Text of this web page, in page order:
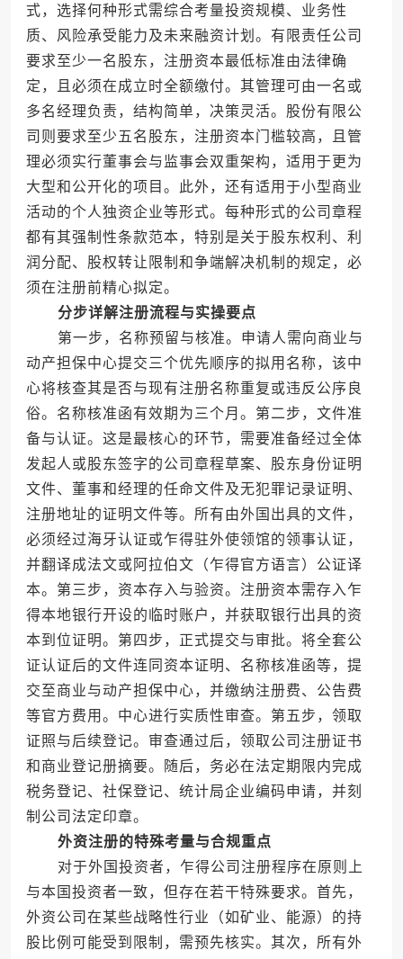
式，选择何种形式需综合考量投资规模、业务性
质、风险承受能力及未来融资计划。有限责任公司
要求至少一名股东，注册资本最低标准由法律确
定，且必须在成立时全额缴付。其管理可由一名或
多名经理负责，结构简单，决策灵活。股份有限公
司则要求至少五名股东，注册资本门槛较高，且管
理必须实行董事会与监事会双重架构，适用于更为
大型和公开化的项目。此外，还有适用于小型商业
活动的个人独资企业等形式。每种形式的公司章程
都有其强制性条款范本，特别是关于股东权利、利
润分配、股权转让限制和争端解决机制的规定，必
须在注册前精心拟定。
分步详解注册流程与实操要点
第一步，名称预留与核准。申请人需向商业与
动产担保中心提交三个优先顺序的拟用名称，该中
心将核查其是否与现有注册名称重复或违反公序良
俗。名称核准函有效期为三个月。第二步，文件准
备与认证。这是最核心的环节，需要准备经过全体
发起人或股东签字的公司章程草案、股东身份证明
文件、董事和经理的任命文件及无犯罪记录证明、
注册地址的证明文件等。所有由外国出具的文件，
必须经过海牙认证或乍得驻外使领馆的领事认证，
并翻译成法文或阿拉伯文（乍得官方语言）公证译
本。第三步，资本存入与验资。注册资本需存入乍
得本地银行开设的临时账户，并获取银行出具的资
本到位证明。第四步，正式提交与审批。将全套公
证认证后的文件连同资本证明、名称核准函等，提
交至商业与动产担保中心，并缴纳注册费、公告费
等官方费用。中心进行实质性审查。第五步，领取
证照与后续登记。审查通过后，领取公司注册证书
和商业登记册摘要。随后，务必在法定期限内完成
税务登记、社保登记、统计局企业编码申请，并刻
制公司法定印章。
外资注册的特殊考量与合规重点
对于外国投资者，乍得公司注册程序在原则上
与本国投资者一致，但存在若干特殊要求。首先，
外资公司在某些战略性行业（如矿业、能源）的持
股比例可能受到限制，需预先核实。其次，所有外